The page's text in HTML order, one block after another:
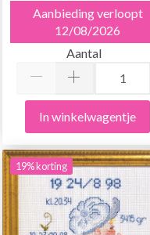
Aanbieding verloopt
12/08/2026
Aantal
In winkelwagentje
19% korting